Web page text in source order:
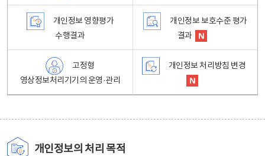
개인정보 영향평가
수행결과
개인정보 보호수준 평가
결과
고정형
영상정보처리기기의 운영·관리
개인정보 처리방침 변경
개인정보의 처리 목적